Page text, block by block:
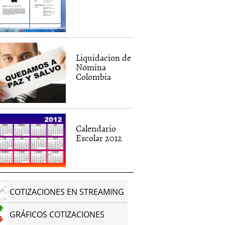
Liquidacion de
Nomina
Colombia
Calendario
Escolar 2012
COTIZACIONES EN STREAMING
GRÁFICOS COTIZACIONES